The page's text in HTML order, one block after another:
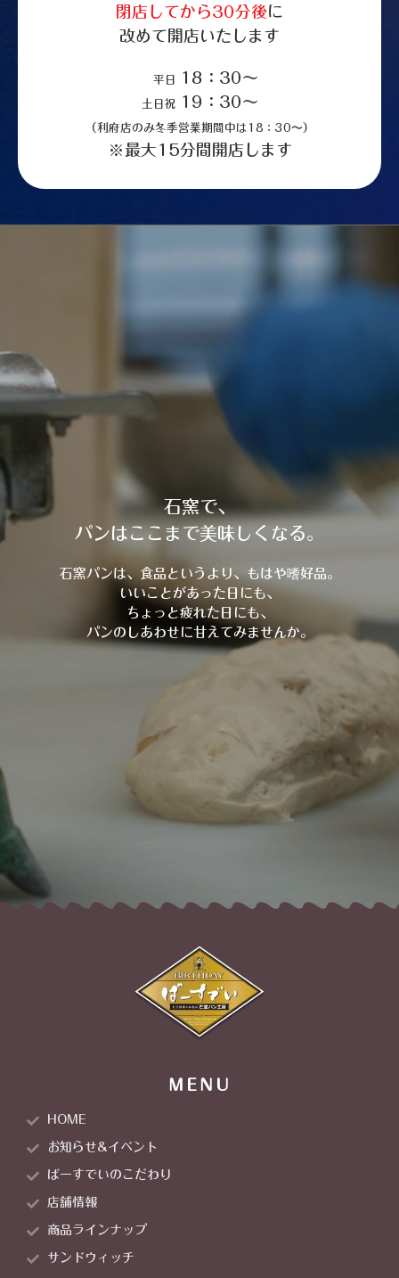
閉店してから30分後に
改めて開店いたします
平日 18：30～
土日祝 19：30～
（利府店のみ冬季営業期間中は18：30〜）
※最大15分間開店します
石窯で、
パンはここまで美味しくなる。
石窯パンは、食品というより、もはや嗜好品。
いいことがあった日にも、
ちょっと疲れた日にも、
パンのしあわせに甘えてみませんか。
MENU
HOME
お知らせ&イベント
ばーすでいのこだわり
店舗情報
商品ラインナップ
サンドウィッチ